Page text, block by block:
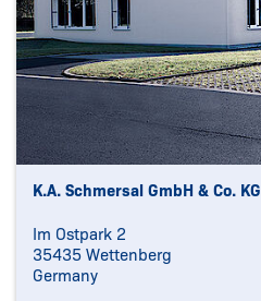
K.A. Schmersal GmbH & Co. KG
Im Ostpark 2
35435 Wettenberg
Germany